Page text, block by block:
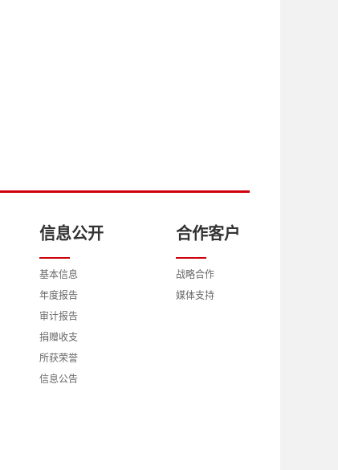
信息公开
基本信息
年度报告
审计报告
捐赠收支
所获荣誉
信息公告
合作客户
战略合作
媒体支持